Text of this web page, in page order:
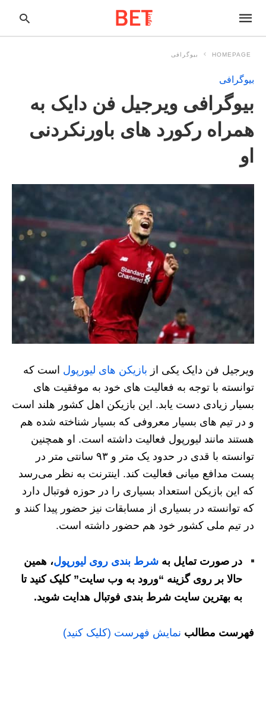
HOMEPAGE بیوگرافی
بیوگرافی
بیوگرافی ویرجیل فن دایک به
همراه رکورد های باورنکردنی
او
ویرجیل فن دایک یکی از بازیکن های لیورپول است که
توانسته با توجه به فعالیت های خود به موفقیت های
بسیار زیادی دست یابد. این بازیکن اهل کشور هلند است
و در تیم های بسیار معروفی که بسیار شناخته شده هم
هستند مانند لیورپول فعالیت داشته است. او همچنین
توانسته با قدی در حدود یک متر و ۹۳ سانتی متر در
پست مدافع میانی فعالیت کند. اینترنت به نظر می‌رسد
که این بازیکن استعداد بسیاری را در حوزه فوتبال دارد
که توانسته در بسیاری از مسابقات نیز حضور پیدا کنند و
در تیم ملی کشور خود هم حضور داشته است.
در صورت تمایل به شرط بندی روی لیورپول، همین
حالا بر روی گزینه “ورود به وب سایت” کلیک کنید تا
به بهترین سایت شرط بندی فوتبال هدایت شوید.
فهرست مطالب نمایش فهرست (کلیک کنید)